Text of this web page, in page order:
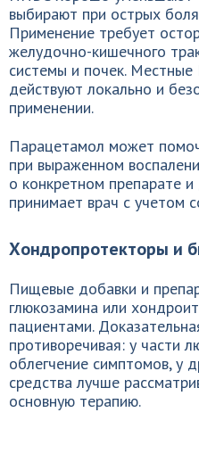
выбирают при острых
Применение требует
желудочно-кишечного
системы и почек.
действуют локально и
применении.
Парацетамол может
при выраженном
о конкретном препарате
принимает врач с учетом
Хондропротекторы и
Пищевые добавки и
глюкозамина или
пациентами.
противоречивая: у части
облегчение симптомов, у
средства лучше
основную терапию.